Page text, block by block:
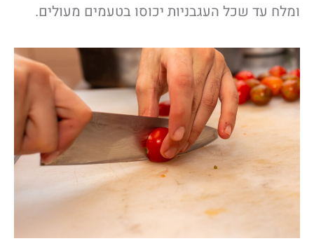
ומלח עד שכל העגבניות יכוסו בטעמים מעולים.